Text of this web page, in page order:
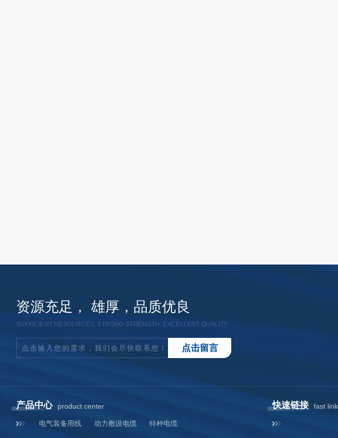
资源充足， 雄厚，品质优良
SUFFICIENT RESOURCES, STRONG STRENGTH, EXCELLENT QUALITY
点击输入您的需求，我们会尽快联系您！ 点击留言
产品中心 product center
电气装备用线 动力敷设电缆 特种电缆
快速链接 fast link